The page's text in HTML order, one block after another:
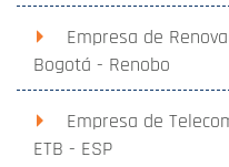
Empresa de
Bogotá - Renobo
Empresa de
ETB - ESP